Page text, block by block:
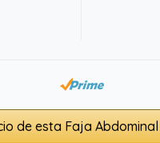
de esta Faja Abdominal